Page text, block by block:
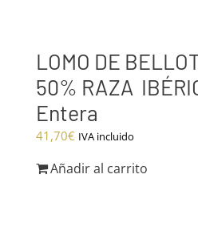
LOMO DE
50% RAZA
Entera
41,70€ IVA incluido
Añadir al carrito